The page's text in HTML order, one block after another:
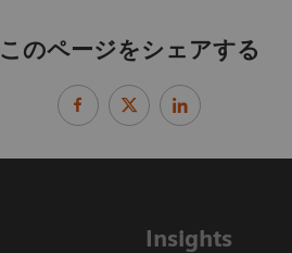
このページをシェアする
Insights